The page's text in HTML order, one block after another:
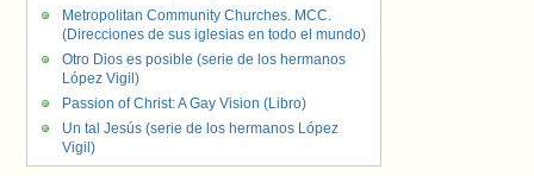
Metropolitan Community Churches. MCC.
(Direcciones de sus iglesias en todo el mundo)
Otro Dios es posible (serie de los hermanos
López Vigil)
Passion of Christ: A Gay Vision (Libro)
Un tal Jesús (serie de los hermanos López
Vigil)